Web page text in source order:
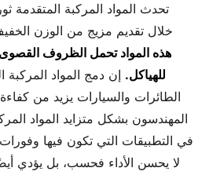
تحدث المواد المركبة المتقدمة
خلال تقديم مزيج من الوزن
هذه المواد تحمل الظروف القصوى
للهياكل. إن دمج المواد
الطائرات والسيارات يزيد من
المهندسون بشكل متزايد المواد
في التطبيقات التي تكون فيها
لا يحسن الأداء فحسب، بل يؤدي